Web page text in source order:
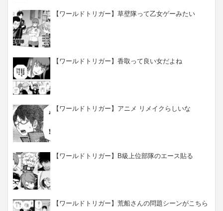
【ワールドトリガー】草壁隊って乙女ゲーみたい
【ワールドトリガー】香取って良い女だよね
【ワールドトリガー】アニメ リメイクらしいな
【ワールドトリガー】B級上位部隊のエース貼る
【ワールドトリガー】荒船さんの問題シーンがこちら